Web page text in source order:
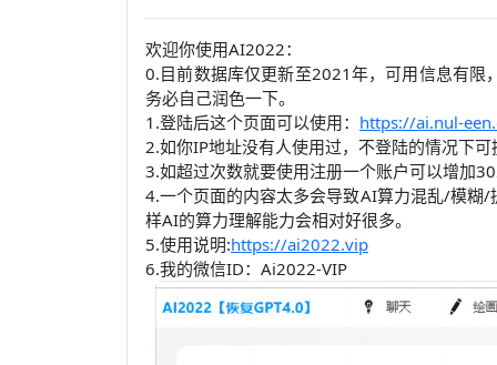
欢迎你使用AI2022：
0.目前数据库仅更新至2021年，可用信息有限
务必自己润色一下。
1.登陆后这个页面可以使用： https://ai.nul-
2.如你IP地址没有人使用过，不登陆的情况下
3.如超过次数就要使用注册一个账户可以增加
4.一个页面的内容太多会导致AI算力混乱/模糊
样AI的算力理解能力会相对好很多。
5.使用说明:https://ai2022.vip
6.我的微信ID：Ai2022-VIP